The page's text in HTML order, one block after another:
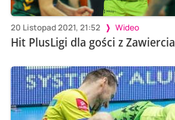
20 Listopad 2021, 21:52 Wideo
Hit PlusLigi dla gości z Zawiercia